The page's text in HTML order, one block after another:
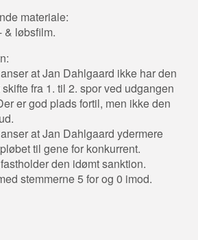
materiale:
& løbsfilm.
at Jan Dahlgaard ikke har den
fra 1. til 2. spor ved udgangen
er god plads fortil, men ikke den
at Jan Dahlgaard ydermere
til gene for konkurrent.
den idømt sanktion.
stemmerne 5 for og 0 imod.